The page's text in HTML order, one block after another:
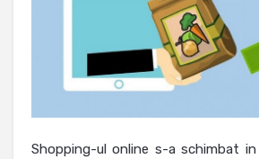
Shopping-ul online s-a schimbat